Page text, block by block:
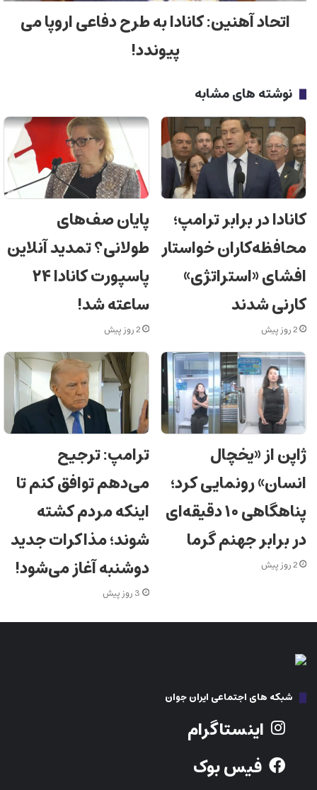
اتحاد آهنین: کانادا به طرح دفاعی اروپا می
پیوندد!
نوشته های مشابه
کانادا در برابر ترامپ؛
محافظه‌کاران خواستار
افشای «استراتژی»
کارنی شدند
2 روز پیش
پایان صف‌های
طولانی؟ تمدید آنلاین
پاسپورت کانادا ۲۴
ساعته شد!
2 روز پیش
ژاپن از «یخچال
انسان» رونمایی کرد؛
پناهگاهی ۱۰ دقیقه‌ای
در برابر جهنم گرما
2 روز پیش
ترامپ: ترجیح
می‌دهم توافق کنم تا
اینکه مردم کشته
شوند؛ مذاکرات جدید
دوشنبه آغاز می‌شود!
3 روز پیش
شبکه های اجتماعی ایران جوان
اینستاگرام
فیس بوک